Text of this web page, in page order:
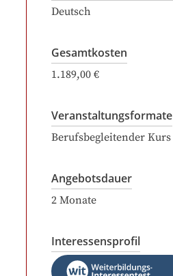
Deutsch
Gesamtkosten
1.189,00 €
Veranstaltungsformate
Berufsbegleitender Kurs
Angebotsdauer
2 Monate
Interessensprofil